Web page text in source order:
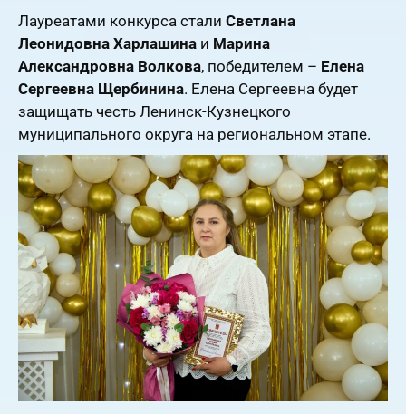
Лауреатами конкурса стали Светлана
Леонидовна Харлашина и Марина
Александровна Волкова, победителем – Елена
Сергеевна Щербинина. Елена Сергеевна будет
защищать честь Ленинск-Кузнецкого
муниципального округа на региональном этапе.